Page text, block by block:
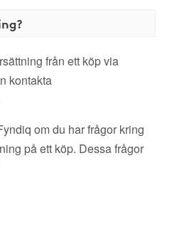
från ett köp via
kontakta
om du har frågor kring
på ett köp. Dessa frågor